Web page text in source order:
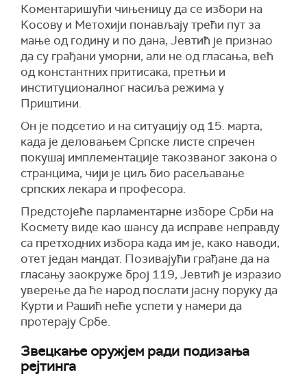
Коментаришући чињеницу да се избори на
Косову и Метохији понављају трећи пут за
мање од годину и по дана, Јевтић је признао
да су грађани уморни, али не од гласања, већ
од константних притисака, претњи и
институционалног насиља режима у
Приштини.
Он је подсетио и на ситуацију од 15. марта,
када је деловањем Српске листе спречен
покушај имплементације такозваног закона о
странцима, чији је циљ био расељавање
српских лекара и професора.
Предстојеће парламентарне изборе Срби на
Космету виде као шансу да исправе неправду
са претходних избора када им је, како наводи,
отет један мандат. Позивајући грађане да на
гласању заокруже број 119, Јевтић је изразио
уверење да ће народ послати јасну поруку да
Курти и Рашић неће успети у намери да
протерају Србе.
Звецкање оружјем ради подизања
рејтинга